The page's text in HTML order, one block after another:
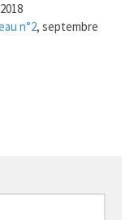
n°2, septembre